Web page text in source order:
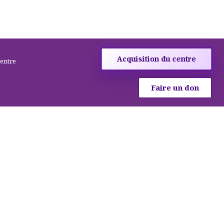
Acquisition du centre
Faire un don